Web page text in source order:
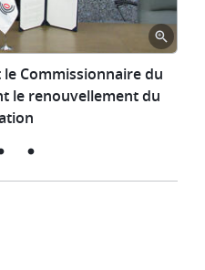
Commissionnaire du
le renouvellement du